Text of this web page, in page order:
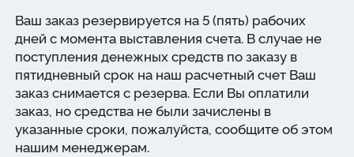
Ваш заказ резервируется на 5 (пять) рабочих
дней с момента выставления счета. В случае не
поступления денежных средств по заказу в
пятидневный срок на наш расчетный счет Ваш
заказ снимается с резерва. Если Вы оплатили
заказ, но средства не были зачислены в
указанные сроки, пожалуйста, сообщите об этом
нашим менеджерам.